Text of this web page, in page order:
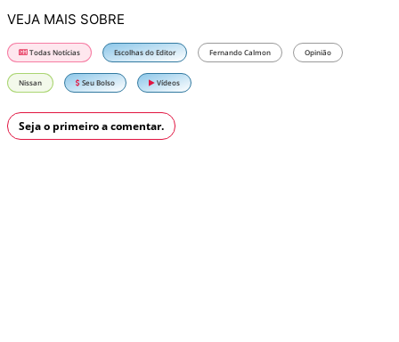
VEJA MAIS SOBRE
Todas Notícias Escolhas do Editor Fernando Calmon Opinião
Nissan Seu Bolso Vídeos
Seja o primeiro a comentar.